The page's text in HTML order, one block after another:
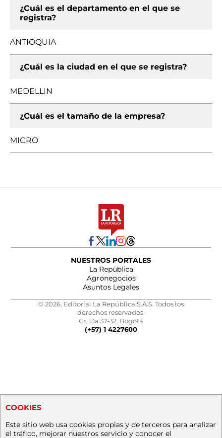
¿Cuál es el departamento en el que se
registra?
ANTIOQUIA
¿Cuál es la ciudad en el que se registra?
MEDELLIN
¿Cuál es el tamaño de la empresa?
MICRO
NUESTROS PORTALES
La República
Agronegocios
Asuntos Legales
© 2026, Editorial La República S.A.S. Todos los
derechos reservados.
Cr. 13a 37-32, Bogotá
(+57) 1 4227600
COOKIES
Este sitio web usa cookies propias y de terceros para analizar
el tráfico, mejorar nuestros servicio y conocer el